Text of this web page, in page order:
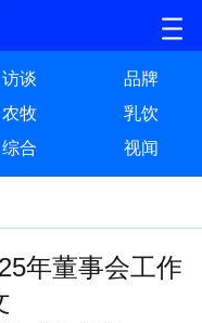
访谈
品牌
农牧
乳饮
综合 视闻
年董事会工作